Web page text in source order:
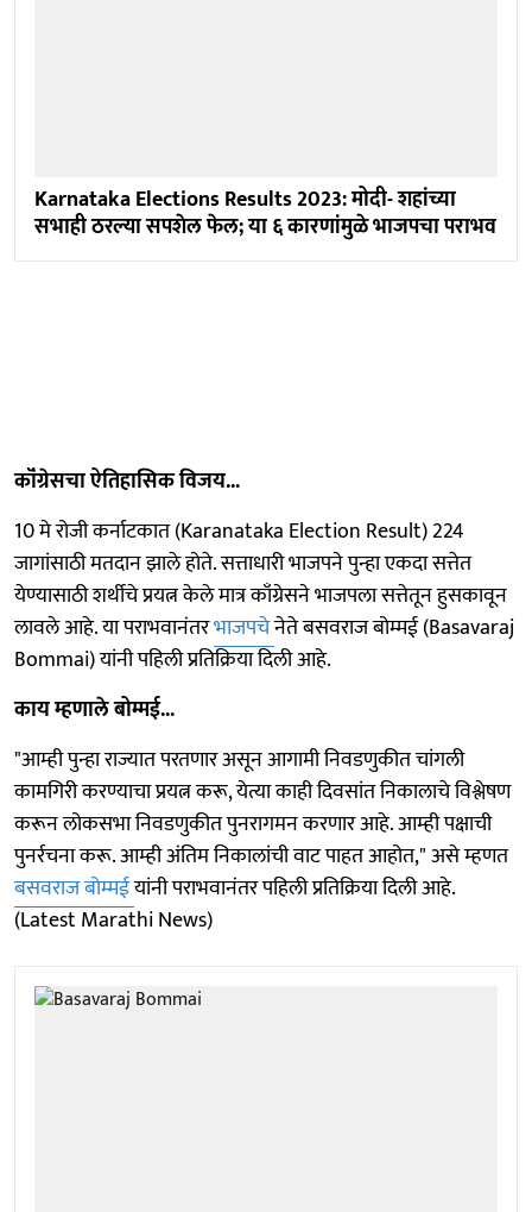
Karnataka Elections Results 2023: मोदी- शहांच्या
सभाही ठरल्या सपशेल फेल; या ६ कारणांमुळे भाजपचा पराभव
कॉंग्रेसचा ऐतिहासिक विजय...
10 मे रोजी कर्नाटकात (Karanataka Election Result) 224
जागांसाठी मतदान झाले होते. सत्ताधारी भाजपने पुन्हा एकदा सत्तेत
येण्यासाठी शर्थीचे प्रयत्न केले मात्र काँग्रेसने भाजपला सत्तेतून हुसकावून
लावले आहे. या पराभवानंतरभाजपचेनेते बसवराज बोम्मई (Basavaraj
Bommai) यांनी पहिली प्रतिक्रिया दिली आहे.
काय म्हणाले बोम्मई...
"आम्ही पुन्हा राज्यात परतणार असून आगामी निवडणुकीत चांगली
कामगिरी करण्याचा प्रयत्न करू, येत्या काही दिवसांत निकालाचे विश्लेषण
करून लोकसभा निवडणुकीत पुनरागमन करणार आहे. आम्ही पक्षाची
पुनर्रचना करू. आम्ही अंतिम निकालांची वाट पाहत आहोत," असे म्हणत
बसवराज बोम्मईयांनी पराभवानंतर पहिली प्रतिक्रिया दिली आहे.
(Latest Marathi News)